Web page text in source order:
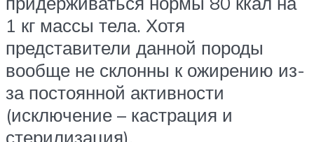
1 кг массы тела. Хотя
представители данной породы
вообще не склонны к ожирению из-
за постоянной активности
(исключение – кастрация и
стерилизация).